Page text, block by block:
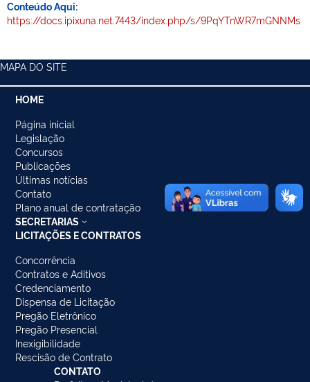
Conteúdo Aqui:
https://docs.ipixuna.net:7443/index.php/s/9PqYTnWR7mGNNMs
MAPA DO SITE
HOME
Página inicial
Legislação
Concursos
Publicações
Últimas notícias
Contato
Plano anual de contratação
SECRETARIAS
LICITAÇÕES E CONTRATOS
Concorrência
Contratos e Aditivos
Credenciamento
Dispensa de Licitação
Pregão Eletrônico
Pregão Presencial
Inexigibilidade
Rescisão de Contrato
CONTATO